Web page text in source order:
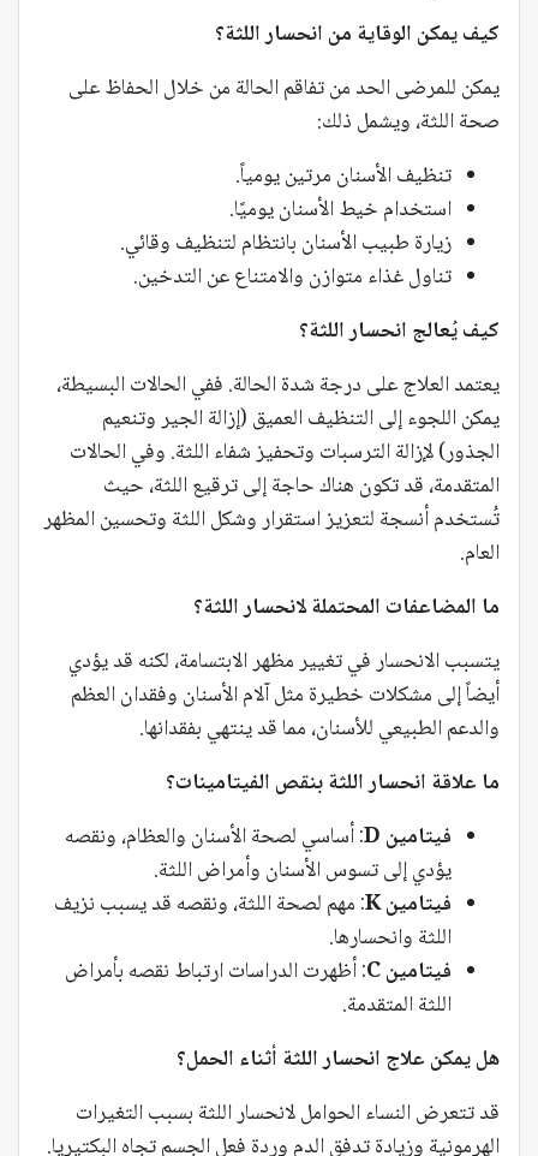
كيف يمكن الوقاية من انحسار اللثة؟
يمكن للمرضى الحد من تفاقم الحالة من خلال الحفاظ على
صحة اللثة، ويشمل ذلك:
تنظيف الأسنان مرتين يومياً.
استخدام خيط الأسنان يوميًا.
زيارة طبيب الأسنان بانتظام لتنظيف وقائي.
تناول غذاء متوازن والامتناع عن التدخين.
كيف يُعالج انحسار اللثة؟
يعتمد العلاج على درجة شدة الحالة. ففي الحالات البسيطة،
يمكن اللجوء إلى التنظيف العميق (إزالة الجير وتنعيم
الجذور) لإزالة الترسبات وتحفيز شفاء اللثة. وفي الحالات
المتقدمة، قد تكون هناك حاجة إلى ترقيع اللثة، حيث
تُستخدم أنسجة لتعزيز استقرار وشكل اللثة وتحسين المظهر
العام.
ما المضاعفات المحتملة لانحسار اللثة؟
يتسبب الانحسار في تغيير مظهر الابتسامة، لكنه قد يؤدي
أيضاً إلى مشكلات خطيرة مثل آلام الأسنان وفقدان العظم
والدعم الطبيعي للأسنان، مما قد ينتهي بفقدانها.
ما علاقة انحسار اللثة بنقص الفيتامينات؟
فيتامين D
: أساسي لصحة الأسنان والعظام، ونقصه
يؤدي إلى تسوس الأسنان وأمراض اللثة.
فيتامين K : مهم لصحة اللثة، ونقصه قد يسبب نزيف
اللثة وانحسارها.
فيتامين C : أظهرت الدراسات ارتباط نقصه بأمراض
اللثة المتقدمة.
هل يمكن علاج انحسار اللثة أثناء الحمل؟
قد تتعرض النساء الحوامل لانحسار اللثة بسبب التغيرات
الهرمونية وزيادة تدفق الدم وردة فعل الجسم تجاه البكتيريا.